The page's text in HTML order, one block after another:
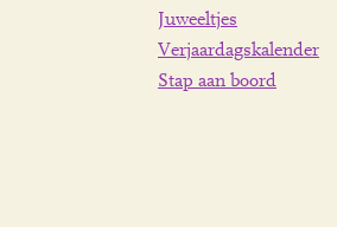
Juweeltjes
Verjaardagskalender
Stap aan boord